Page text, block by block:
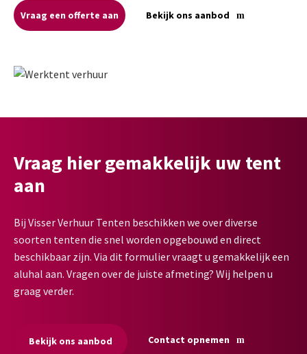
Vraag een offerte aan Bekijk ons aanbod
Vraag hier gemakkelijk uw tent
aan
Bij Visser Verhuur Tenten beschikken we over diverse
soorten tenten die snel worden opgebouwd en direct
beschikbaar zijn. Via dit formulier vraagt u gemakkelijk een
aluhal aan. Vragen over de juiste afmeting? Wij helpen u
graag verder.
Bekijk ons aanbod Contact opnemen